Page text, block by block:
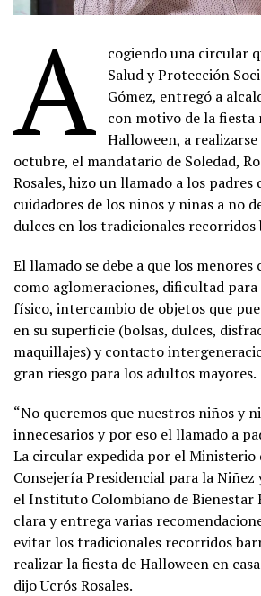
A
cogiendo una circular
Salud y Protección
Gómez, entregó a
con motivo de la fiesta
Halloween, a
octubre, el mandatario de Soledad,
Rosales, hizo un llamado a los padres
cuidadores de los niños y niñas a no
dulces en los tradicionales recorridos
El llamado se debe a que los
como aglomeraciones, dificultad
físico, intercambio de objetos que
en su superficie (bolsas, dulces,
maquillajes) y contacto
gran riesgo para los adultos mayores.
“No queremos que nuestros niños y
innecesarios y por eso el llamado a
La circular expedida por el
Consejería Presidencial para la Niñez
el Instituto Colombiano de Bienestar
clara y entrega varias
evitar los tradicionales recorridos
realizar la fiesta de Halloween en
dijo Ucrós Rosales.